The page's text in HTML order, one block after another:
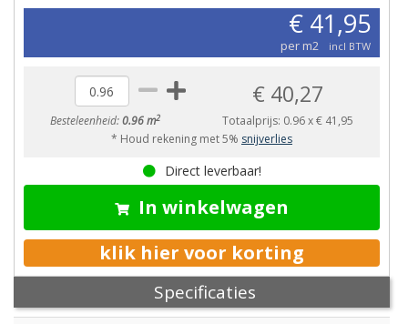
€ 41,95
per m2 incl BTW
Besteleenheid:0.96 m2
€ 40,27
Totaalprijs: 0.96x€ 41,95
* Houd rekening met 5% snijverlies
Direct leverbaar!
In winkelwagen
klik hier voor korting
Specificaties